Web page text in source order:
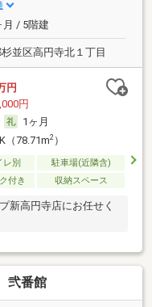
月 / 5階建
並区高円寺北１丁目
円
円
1ヶ月
（78.71m2）
別
駐車場(近隣含)
付き 収納スペース
新高円寺店にお任せく
弐番館